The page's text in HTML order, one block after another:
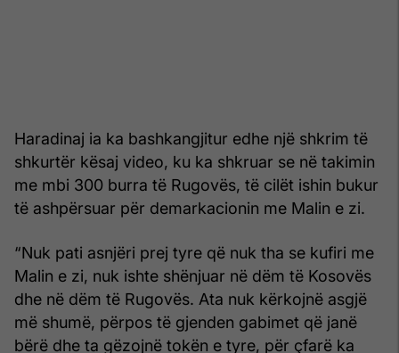
Haradinaj ia ka bashkangjitur edhe një shkrim të
shkurtër kësaj video, ku ka shkruar se në takimin
me mbi 300 burra të Rugovës, të cilët ishin bukur
të ashpërsuar për demarkacionin me Malin e zi.
“Nuk pati asnjëri prej tyre që nuk tha se kufiri me
Malin e zi, nuk ishte shënjuar në dëm të Kosovës
dhe në dëm të Rugovës. Ata nuk kërkojnë asgjë
më shumë, përpos të gjenden gabimet që janë
bërë dhe ta gëzojnë tokën e tyre, për çfarë ka